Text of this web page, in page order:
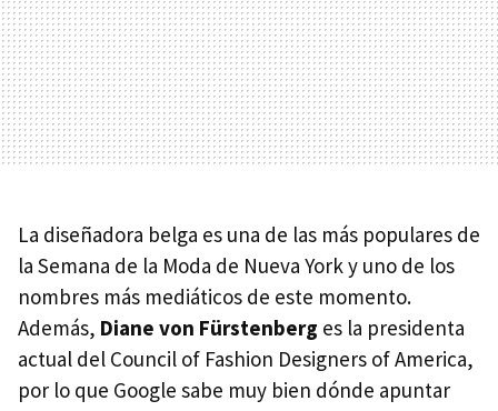
La diseñadora belga es una de las más populares de
la Semana de la Moda de Nueva York y uno de los
nombres más mediáticos de este momento.
Además, Diane von Fürstenberg es la presidenta
actual del Council of Fashion Designers of America,
por lo que Google sabe muy bien dónde apuntar